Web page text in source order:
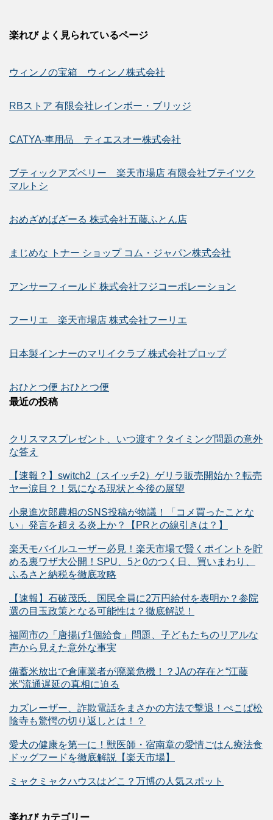
楽れび よく見られているページ
ウィンノの宝箱 ウィンノ株式会社
RBストア 有限会社レインボー・ブリッジ
CATYA-車用品 ティエスオー株式会社
ブティックアズベリー 楽天市場店 有限会社ブテイツク
マルトシ
おめざめばざーる 株式会社五藤ふとん店
まじめな トナー ショップ コム・ジャパン株式会社
アンサーフィールド 株式会社フジコーポレーション
フーリエ 楽天市場店 株式会社フーリエ
日本製インナーのマリイクラブ 株式会社プロップ
おひとつ便 おひとつ便
最近の投稿
クリスマスプレゼント、いつ渡す？タイミング問題の意外
な答え
【速報？】switch2（スイッチ2）ゲリラ販売開始か？転売
ヤー涙目？！気になる現状と今後の展望
小泉進次郎農相のSNS投稿が物議！「コメ買ったことな
い」発言を超える炎上か？【PRとの線引きは？】
楽天モバイルユーザー必見！楽天市場で賢くポイントを貯
める裏ワザ大公開！SPU、5と0のつく日、買いまわり、
ふるさと納税を徹底攻略
【速報】石破茂氏、国民全員に2万円給付を表明か？参院
選の目玉政策となる可能性は？徹底解説！
福岡市の「唐揚げ1個給食」問題、子どもたちのリアルな
声から見えた意外な事実
備蓄米放出で倉庫業者が廃業危機！？JAの存在と“江藤
米”流通遅延の真相に迫る
カズレーザー、詐欺電話をまさかの方法で撃退！ぺこぱ松
陰寺も驚愕の切り返しとは！？
愛犬の健康を第一に！獣医師・宿南章の愛情ごはん療法食
ドッグフードを徹底解説【楽天市場】
ミャクミャクハウスはどこ？万博の人気スポット
楽れび カテゴリー